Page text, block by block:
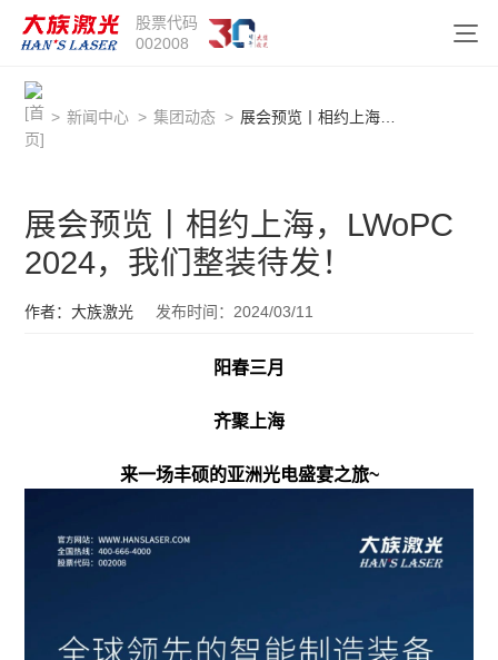
股票代码
002008
> 新闻中心 > 集团动态 >
展会预览丨相约上海，LWoPC
2024，我们整装待发！
作者：大族激光 发布时间：2024/03/11
阳春三月
齐聚上海
来一场丰硕的亚洲光电盛宴之旅~